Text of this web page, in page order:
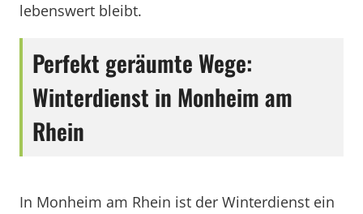
lebenswert bleibt.
Perfekt geräumte Wege:
Winterdienst in Monheim am
Rhein
In Monheim am Rhein ist der Winterdienst ein